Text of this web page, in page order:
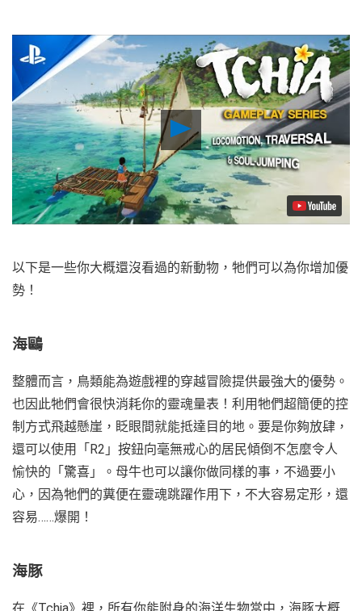
Video
以下是一些你大概還沒看過的新動物，牠們可以為你增加優
勢！
海鷗
整體而言，鳥類能為遊戲裡的穿越冒險提供最強大的優勢。
也因此牠們會很快消耗你的靈魂量表！利用牠們超簡便的控
制方式飛越懸崖，眨眼間就能抵達目的地。要是你夠放肆，
還可以使用「R2」按鈕向毫無戒心的居民傾倒不怎麼令人
愉快的「驚喜」。母牛也可以讓你做同樣的事，不過要小
心，因為牠們的糞便在靈魂跳躍作用下，不大容易定形，還
容易……爆開！
海豚
在《Tchia》裡，所有你能附身的海洋生物當中，海豚大概